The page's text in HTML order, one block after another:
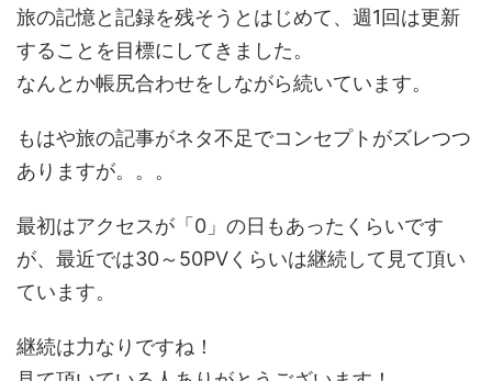
旅の記憶と記録を残そうとはじめて、週1回は更新
することを目標にしてきました。
なんとか帳尻合わせをしながら続いています。
もはや旅の記事がネタ不足でコンセプトがズレつつ
ありますが。。。
最初はアクセスが「0」の日もあったくらいです
が、最近では30～50PVくらいは継続して見て頂い
ています。
継続は力なりですね！